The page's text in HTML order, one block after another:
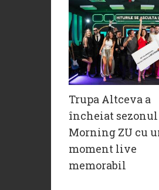
Trupa Altceva a
încheiat sezonul
Morning ZU cu
moment live
memorabil